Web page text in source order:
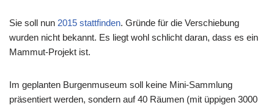
Sie soll nun 2015 stattfinden. Gründe für die Verschiebung
wurden nicht bekannt. Es liegt wohl schlicht daran, dass es ein
Mammut-Projekt ist.
Im geplanten Burgenmuseum soll keine Mini-Sammlung
präsentiert werden, sondern auf 40 Räumen (mit üppigen 3000